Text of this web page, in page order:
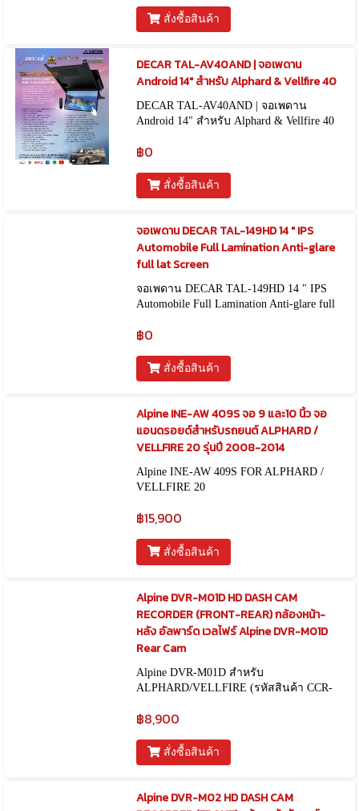
สั่งซื้อสินค้า
DECAR TAL-AV40AND | จอเพดาน
Android 14" สำหรับ Alphard & Vellfire 40
DECAR TAL-AV40AND | จอเพดาน
Android 14" สำหรับ Alphard & Vellfire 40
฿0
สั่งซื้อสินค้า
จอเพดาน DECAR TAL-149HD 14 " IPS
Automobile Full Lamination Anti-glare
full lat Screen
จอเพดาน DECAR TAL-149HD 14 " IPS
Automobile Full Lamination Anti-glare full
฿0
สั่งซื้อสินค้า
Alpine INE-AW 409S จอ 9 และ10 นิ้ว จอ
แอนดรอยด์สำหรับรถยนต์ ALPHARD /
VELLFIRE 20 รุ่นปี 2008-2014
Alpine INE-AW 409S FOR ALPHARD /
VELLFIRE 20
฿15,900
สั่งซื้อสินค้า
Alpine DVR-M01D HD DASH CAM
RECORDER (FRONT-REAR) กล้องหน้า-
หลัง อัลพาร์ด เวลไฟร์ Alpine DVR-M01D
Rear Cam
Alpine DVR-M01D สำหรับ
ALPHARD/VELLFIRE (รหัสสินค้า CCR-
฿8,900
สั่งซื้อสินค้า
Alpine DVR-M02 HD DASH CAM